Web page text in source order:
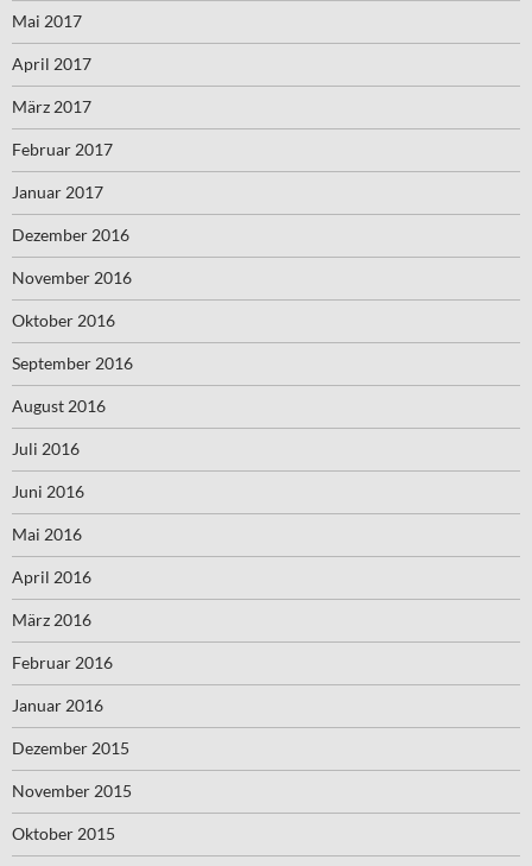
Mai 2017
April 2017
März 2017
Februar 2017
Januar 2017
Dezember 2016
November 2016
Oktober 2016
September 2016
August 2016
Juli 2016
Juni 2016
Mai 2016
April 2016
März 2016
Februar 2016
Januar 2016
Dezember 2015
November 2015
Oktober 2015